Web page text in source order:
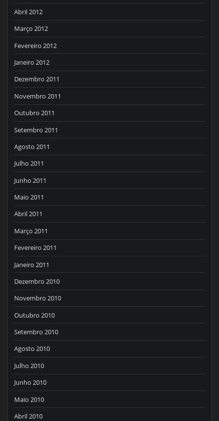
Abril 2012
Março 2012
Fevereiro 2012
Janeiro 2012
Dezembro 2011
Novembro 2011
Outubro 2011
Setembro 2011
Agosto 2011
Julho 2011
Junho 2011
Maio 2011
Abril 2011
Março 2011
Fevereiro 2011
Janeiro 2011
Dezembro 2010
Novembro 2010
Outubro 2010
Setembro 2010
Agosto 2010
Julho 2010
Junho 2010
Maio 2010
Abril 2010